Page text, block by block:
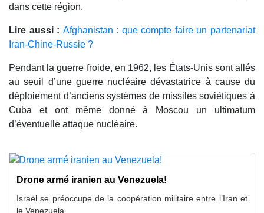
dans cette région.
Lire aussi : Afghanistan : que compte faire un partenariat
Iran-Chine-Russie ?
Pendant la guerre froide, en 1962, les États-Unis sont allés
au seuil d’une guerre nucléaire dévastatrice à cause du
déploiement d’anciens systèmes de missiles soviétiques à
Cuba et ont même donné à Moscou un ultimatum
d’éventuelle attaque nucléaire.
Drone armé iranien au Venezuela!
Israël se préoccupe de la coopération militaire entre l’Iran et
le Venezuela.